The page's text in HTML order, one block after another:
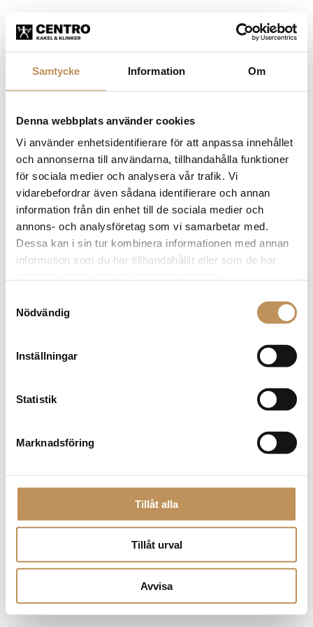
Samtycke Information Om
Denna webbplats använder cookies
Vi använder enhetsidentifierare för att anpassa innehållet
och annonserna till användarna, tillhandahålla funktioner
för sociala medier och analysera vår trafik. Vi
vidarebefordrar även sådana identifierare och annan
information från din enhet till de sociala medier och
annons- och analysföretag som vi samarbetar med.
Dessa kan i sin tur kombinera informationen med annan
information som du har tillhandahållit eller som de har
Nödvändig
Inställningar
Statistik
Marknadsföring
Tillåt alla
Tillåt urval
Avvisa
Application error: a client-side exception has occurred (see the
browser console for more information)